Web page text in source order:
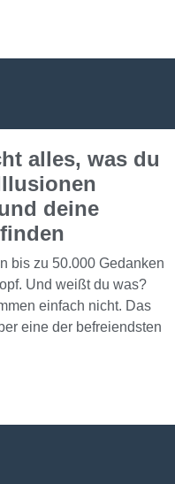
alles, was du
deine
bis zu 50.000 Gedanken
Und weißt du was?
einfach nicht. Das
eine der befreiendsten